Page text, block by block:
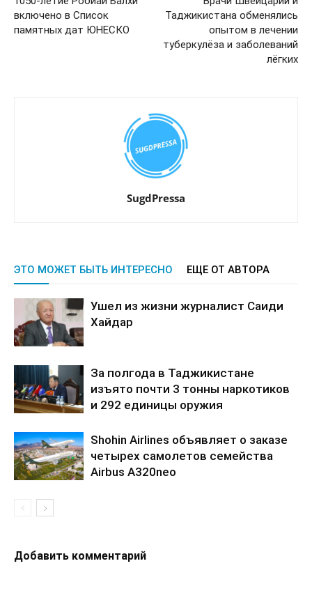
включено в Список
памятных дат ЮНЕСКО
Таджикистана обменялись
опытом в лечении
туберкулёза и заболеваний
лёгких
SugdPressa
ЭТО МОЖЕТ БЫТЬ ИНТЕРЕСНО ЕЩЕ ОТ АВТОРА
Ушел из жизни журналист Саиди
Хайдар
За полгода в Таджикистане
изъято почти 3 тонны наркотиков
и 292 единицы оружия
Shohin Airlines объявляет о заказе
четырех самолетов семейства
Airbus A320neo
Добавить комментарий